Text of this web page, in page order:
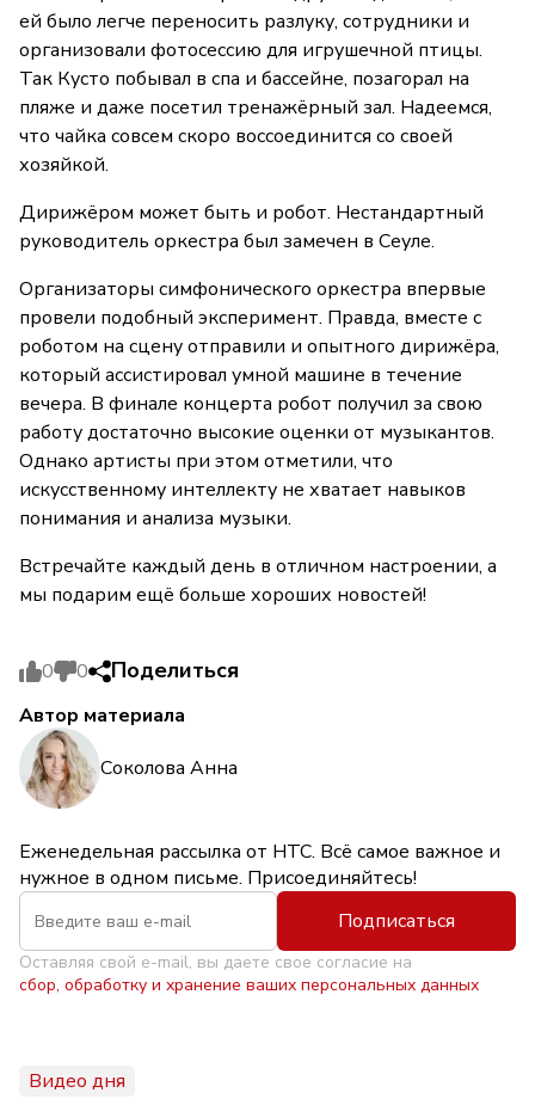
ей было легче переносить разлуку, сотрудники и
организовали фотосессию для игрушечной птицы.
Так Кусто побывал в спа и бассейне, позагорал на
пляже и даже посетил тренажёрный зал. Надеемся,
что чайка совсем скоро воссоединится со своей
хозяйкой.
Дирижёром может быть и робот. Нестандартный
руководитель оркестра был замечен в Сеуле.
Организаторы симфонического оркестра впервые
провели подобный эксперимент. Правда, вместе с
роботом на сцену отправили и опытного дирижёра,
который ассистировал умной машине в течение
вечера. В финале концерта робот получил за свою
работу достаточно высокие оценки от музыкантов.
Однако артисты при этом отметили, что
искусственному интеллекту не хватает навыков
понимания и анализа музыки.
Встречайте каждый день в отличном настроении, а
мы подарим ещё больше хороших новостей!
0 0 Поделиться
Автор материала
Соколова Анна
Еженедельная рассылка от НТС. Всё самое важное и
нужное в одном письме. Присоединяйтесь!
Подписаться
Оставляя свой e-mail, вы даете свое согласие на
сбор, обработку и хранение ваших персональных данных
Видео дня